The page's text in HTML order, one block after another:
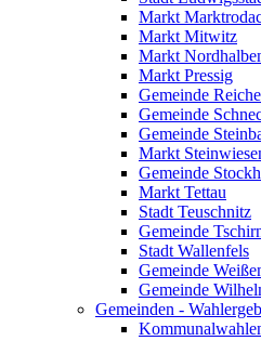
Markt
Markt Mitwitz
Markt
Markt Pressig
Gemeinde
Gemeinde
Gemeinde
Markt
Gemeinde
Markt Tettau
Stadt Teuschnitz
Gemeinde
Stadt Wallenfels
Gemeinde
Gemeinde
Gemeinden -